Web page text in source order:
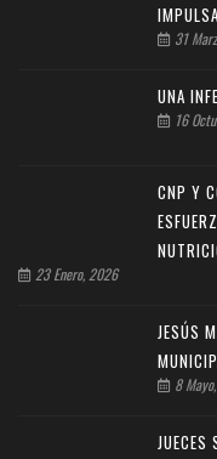
31
UNA
16
CNP Y
23 Enero, 2026
JESÚS
8
JUECES